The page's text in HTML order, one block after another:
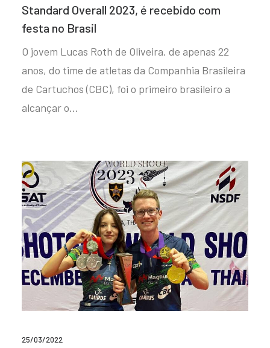
Standard Overall 2023, é recebido com
festa no Brasil
O jovem Lucas Roth de Oliveira, de apenas 22
anos, do time de atletas da Companhia Brasileira
de Cartuchos (CBC), foi o primeiro brasileiro a
alcançar o…
25/03/2022